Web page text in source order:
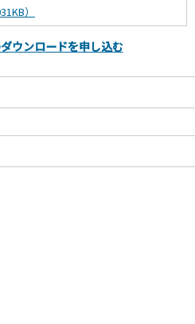
）
ウンロードを申し込む